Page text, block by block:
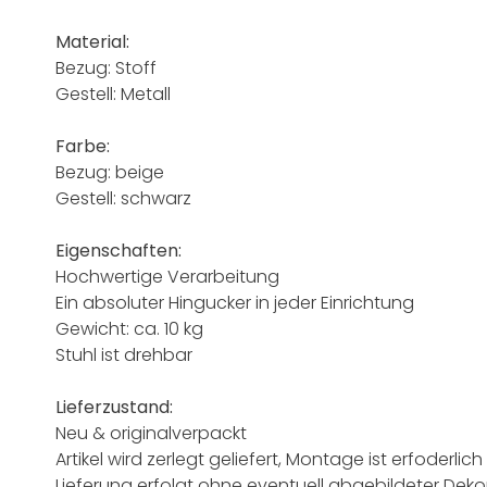
Material:
Bezug: Stoff
Gestell: Metall
Farbe:
Bezug: beige
Gestell: schwarz
Eigenschaften:
Hochwertige Verarbeitung
Ein absoluter Hingucker in jeder Einrichtung
Gewicht: ca. 10 kg
Stuhl ist drehbar
Lieferzustand:
Neu & originalverpackt
Artikel wird zerlegt geliefert, Montage ist erfoderlich